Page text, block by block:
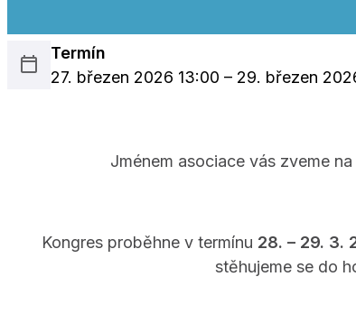
Termín
27. březen 2026 13:00 – 29. březen
Jménem asociace vás zveme na
Kongres proběhne v termínu 28. – 29. 3.
stěhujeme se do